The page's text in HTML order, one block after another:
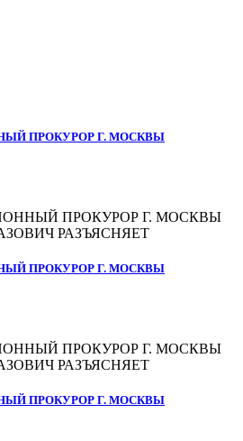
ПРОКУРОР Г. МОСКВЫ
ПРОКУРОР Г. МОСКВЫ
РАЗЪЯСНЯЕТ
ПРОКУРОР Г. МОСКВЫ
ПРОКУРОР Г. МОСКВЫ
РАЗЪЯСНЯЕТ
ПРОКУРОР Г. МОСКВЫ